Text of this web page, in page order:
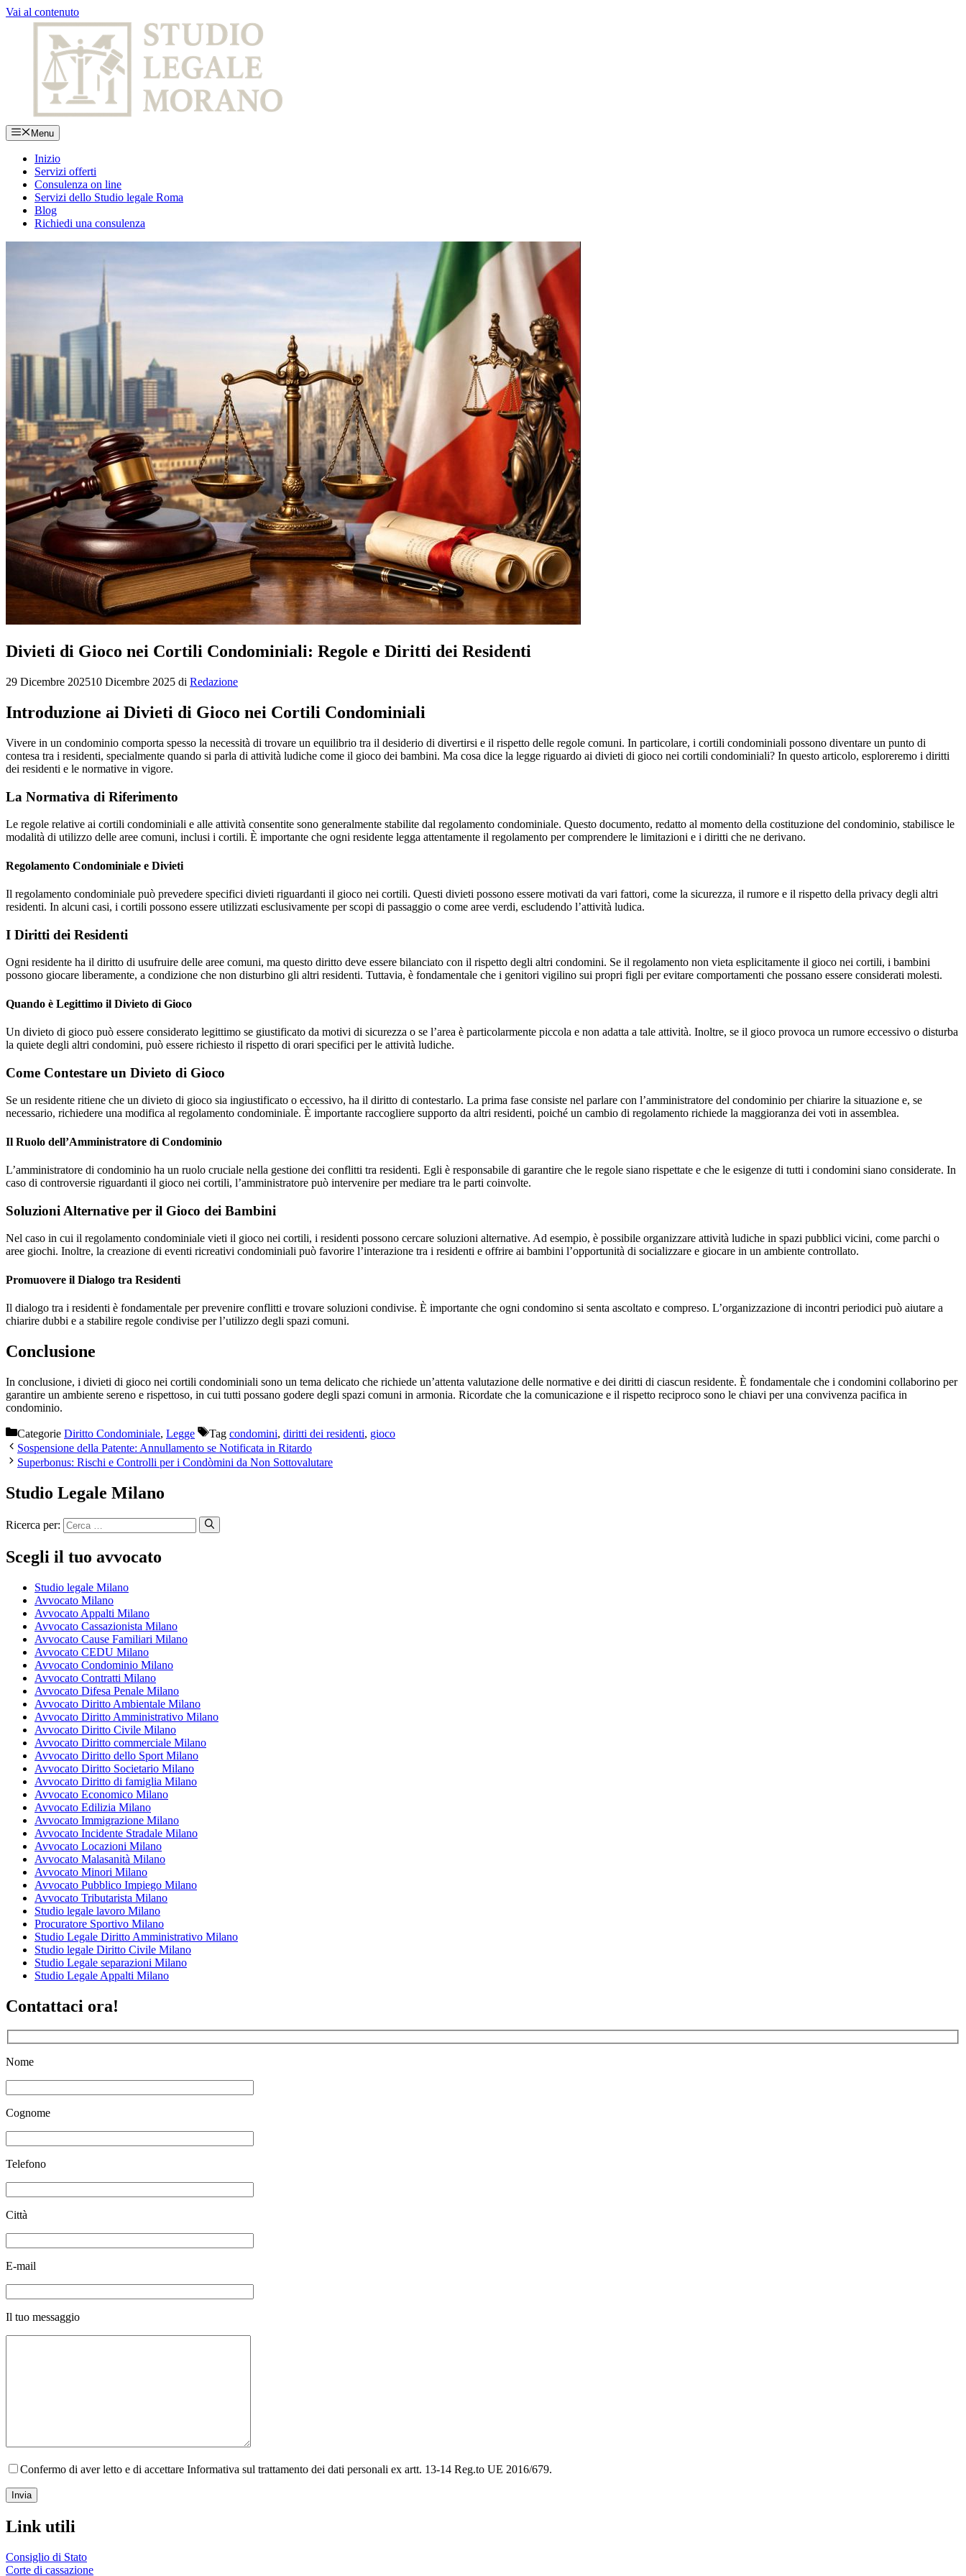
Vai al contenuto
Menu
Inizio
Servizi offerti
Consulenza on line
Servizi dello Studio legale Roma
Blog
Richiedi una consulenza
Divieti di Gioco nei Cortili Condominiali: Regole e Diritti dei Residenti
29 Dicembre 202510 Dicembre 2025 di Redazione
Introduzione ai Divieti di Gioco nei Cortili Condominiali
Vivere in un condominio comporta spesso la necessità di trovare un equilibrio tra il desiderio di divertirsi e il rispetto delle regole comuni. In particolare, i cortili condominiali possono diventare un punto di
contesa tra i residenti, specialmente quando si parla di attività ludiche come il gioco dei bambini. Ma cosa dice la legge riguardo ai divieti di gioco nei cortili condominiali? In questo articolo, esploreremo i diritti
dei residenti e le normative in vigore.
La Normativa di Riferimento
Le regole relative ai cortili condominiali e alle attività consentite sono generalmente stabilite dal regolamento condominiale. Questo documento, redatto al momento della costituzione del condominio, stabilisce le
modalità di utilizzo delle aree comuni, inclusi i cortili. È importante che ogni residente legga attentamente il regolamento per comprendere le limitazioni e i diritti che ne derivano.
Regolamento Condominiale e Divieti
Il regolamento condominiale può prevedere specifici divieti riguardanti il gioco nei cortili. Questi divieti possono essere motivati da vari fattori, come la sicurezza, il rumore e il rispetto della privacy degli altri
residenti. In alcuni casi, i cortili possono essere utilizzati esclusivamente per scopi di passaggio o come aree verdi, escludendo l’attività ludica.
I Diritti dei Residenti
Ogni residente ha il diritto di usufruire delle aree comuni, ma questo diritto deve essere bilanciato con il rispetto degli altri condomini. Se il regolamento non vieta esplicitamente il gioco nei cortili, i bambini
possono giocare liberamente, a condizione che non disturbino gli altri residenti. Tuttavia, è fondamentale che i genitori vigilino sui propri figli per evitare comportamenti che possano essere considerati molesti.
Quando è Legittimo il Divieto di Gioco
Un divieto di gioco può essere considerato legittimo se giustificato da motivi di sicurezza o se l’area è particolarmente piccola e non adatta a tale attività. Inoltre, se il gioco provoca un rumore eccessivo o disturba
la quiete degli altri condomini, può essere richiesto il rispetto di orari specifici per le attività ludiche.
Come Contestare un Divieto di Gioco
Se un residente ritiene che un divieto di gioco sia ingiustificato o eccessivo, ha il diritto di contestarlo. La prima fase consiste nel parlare con l’amministratore del condominio per chiarire la situazione e, se
necessario, richiedere una modifica al regolamento condominiale. È importante raccogliere supporto da altri residenti, poiché un cambio di regolamento richiede la maggioranza dei voti in assemblea.
Il Ruolo dell’Amministratore di Condominio
L’amministratore di condominio ha un ruolo cruciale nella gestione dei conflitti tra residenti. Egli è responsabile di garantire che le regole siano rispettate e che le esigenze di tutti i condomini siano considerate. In
caso di controversie riguardanti il gioco nei cortili, l’amministratore può intervenire per mediare tra le parti coinvolte.
Soluzioni Alternative per il Gioco dei Bambini
Nel caso in cui il regolamento condominiale vieti il gioco nei cortili, i residenti possono cercare soluzioni alternative. Ad esempio, è possibile organizzare attività ludiche in spazi pubblici vicini, come parchi o
aree giochi. Inoltre, la creazione di eventi ricreativi condominiali può favorire l’interazione tra i residenti e offrire ai bambini l’opportunità di socializzare e giocare in un ambiente controllato.
Promuovere il Dialogo tra Residenti
Il dialogo tra i residenti è fondamentale per prevenire conflitti e trovare soluzioni condivise. È importante che ogni condomino si senta ascoltato e compreso. L’organizzazione di incontri periodici può aiutare a
chiarire dubbi e a stabilire regole condivise per l’utilizzo degli spazi comuni.
Conclusione
In conclusione, i divieti di gioco nei cortili condominiali sono un tema delicato che richiede un’attenta valutazione delle normative e dei diritti di ciascun residente. È fondamentale che i condomini collaborino per
garantire un ambiente sereno e rispettoso, in cui tutti possano godere degli spazi comuni in armonia. Ricordate che la comunicazione e il rispetto reciproco sono le chiavi per una convivenza pacifica in
condominio.
Categorie Diritto Condominiale, Legge Tag condomini, diritti dei residenti, gioco
Sospensione della Patente: Annullamento se Notificata in Ritardo
Superbonus: Rischi e Controlli per i Condòmini da Non Sottovalutare
Studio Legale Milano
Ricerca per:
Scegli il tuo avvocato
Studio legale Milano
Avvocato Milano
Avvocato Appalti Milano
Avvocato Cassazionista Milano
Avvocato Cause Familiari Milano
Avvocato CEDU Milano
Avvocato Condominio Milano
Avvocato Contratti Milano
Avvocato Difesa Penale Milano
Avvocato Diritto Ambientale Milano
Avvocato Diritto Amministrativo Milano
Avvocato Diritto Civile Milano
Avvocato Diritto commerciale Milano
Avvocato Diritto dello Sport Milano
Avvocato Diritto Societario Milano
Avvocato Diritto di famiglia Milano
Avvocato Economico Milano
Avvocato Edilizia Milano
Avvocato Immigrazione Milano
Avvocato Incidente Stradale Milano
Avvocato Locazioni Milano
Avvocato Malasanità Milano
Avvocato Minori Milano
Avvocato Pubblico Impiego Milano
Avvocato Tributarista Milano
Studio legale lavoro Milano
Procuratore Sportivo Milano
Studio Legale Diritto Amministrativo Milano
Studio legale Diritto Civile Milano
Studio Legale separazioni Milano
Studio Legale Appalti Milano
Contattaci ora!
Nome
Cognome
Telefono
Città
E-mail
Il tuo messaggio
Confermo di aver letto e di accettare Informativa sul trattamento dei dati personali ex artt. 13-14 Reg.to UE 2016/679.
Link utili
Consiglio di Stato
Corte di cassazione